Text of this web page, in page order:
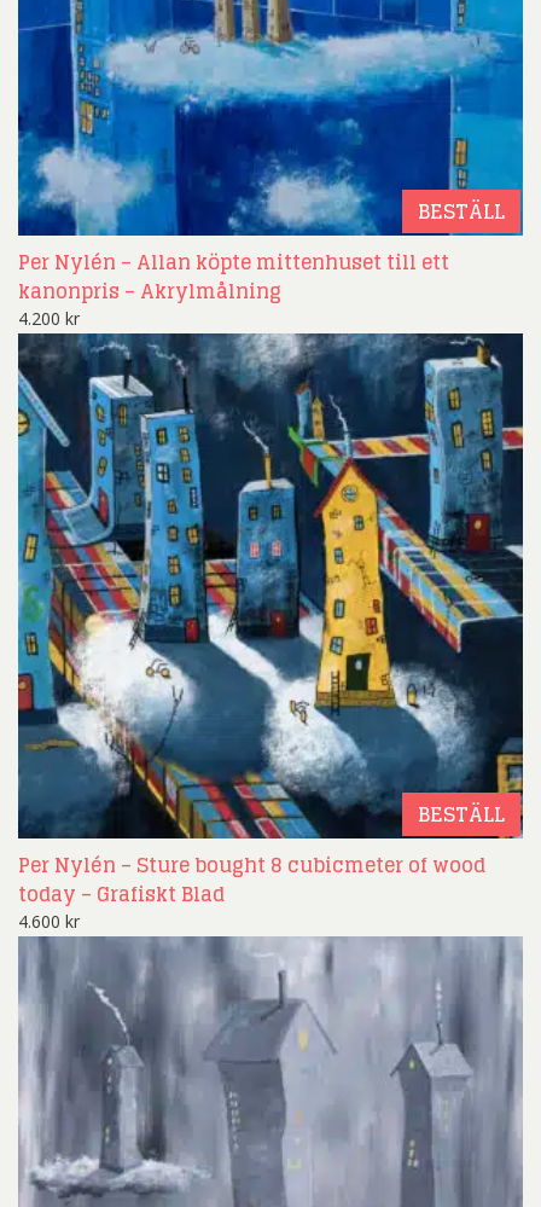
BESTÄLL
Per Nylén – Allan köpte mittenhuset till ett
kanonpris – Akrylmålning
4.200 kr
BESTÄLL
Per Nylén – Sture bought 8 cubicmeter of wood
today – Grafiskt Blad
4.600 kr